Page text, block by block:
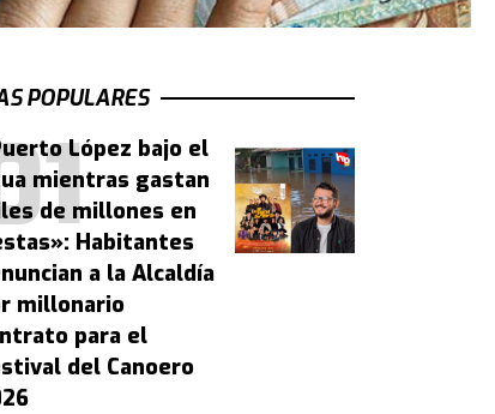
POPULARES
López bajo el
mientras gastan
de millones en
Habitantes
a la Alcaldía
millonario
para el
del Canoero